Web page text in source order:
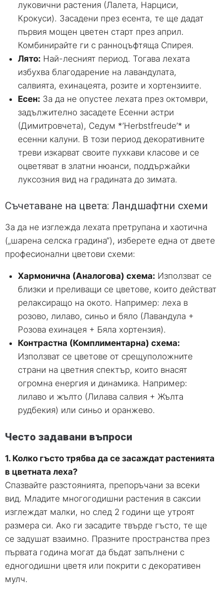
луковични растения (Лалета, Нарциси,
Крокуси). Засадени през есента, те ще дадат
първия мощен цветен старт през април.
Комбинирайте ги с ранноцъфтяща Спирея.
Лято: Най-лесният период. Тогава лехата
избухва благодарение на лавандулата,
салвията, ехинацеята, розите и хортензиите.
Есен: За да не опустее лехата през октомври,
задължително засадете Есенни астри
(Димитровчета), Седум *’Herbstfreude’* и
есенни калуни. В този период декоративните
треви изкарват своите пухкави класове и се
оцветяват в златни нюанси, поддържайки
луксозния вид на градината до зимата.
Съчетаване на цвета: Ландшафтни схеми
За да не изглежда лехата претрупана и хаотична
(„шарена селска градина“), изберете една от двете
професионални цветови схеми:
Хармонична (Аналогова) схема: Използват се
близки и преливащи се цветове, които действат
релаксиращо на окото. Например: леха в
розово, лилаво, синьо и бяло (Лавандула +
Розова ехинацея + Бяла хортензия).
Контрастна (Комплиментарна) схема:
Използват се цветове от срещуположните
страни на цветния спектър, които внасят
огромна енергия и динамика. Например:
лилаво и жълто (Лилава салвия + Жълта
рудбекия) или синьо и оранжево.
Често задавани въпроси
1. Колко гъсто трябва да се засаждат растенията
в цветната леха?
Спазвайте разстоянията, препоръчани за всеки
вид. Младите многогодишни растения в саксии
изглеждат малки, но след 2 години ще утроят
размера си. Ако ги засадите твърде гъсто, те ще
се задушат взаимно. Празните пространства през
първата година могат да бъдат запълнени с
едногодишни цветя или покрити с декоративен
мулч.